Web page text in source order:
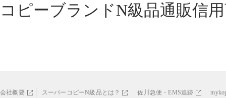
コピーブランドN級品通販信
会社概要 スーパーコピーN級品とは？ 佐川急便・EMS追跡